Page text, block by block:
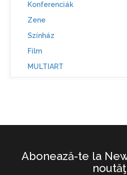
Konferenciák
Zene
Színház
Film
MULTIART
Abonează-te la